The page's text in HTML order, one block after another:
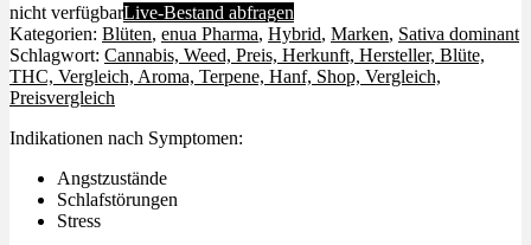
nicht verfügbarLive-Bestand abfragen
Kategorien: Blüten, enua Pharma, Hybrid, Marken, Sativa dominant
Schlagwort: Cannabis, Weed, Preis, Herkunft, Hersteller, Blüte,
THC, Vergleich, Aroma, Terpene, Hanf, Shop, Vergleich,
Preisvergleich
Indikationen nach Symptomen:
Angstzustände
Schlafstörungen
Stress